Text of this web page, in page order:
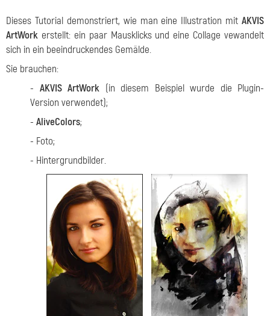
Dieses Tutorial demonstriert, wie man eine Illustration mit AKVIS
ArtWork erstellt: ein paar Mausklicks und eine Collage vewandelt
sich in ein beeindruckendes Gemälde.
Sie brauchen:
- AKVIS ArtWork (in diesem Beispiel wurde die Plugin-
Version verwendet);
- AliveColors;
- Foto;
- Hintergrundbilder.